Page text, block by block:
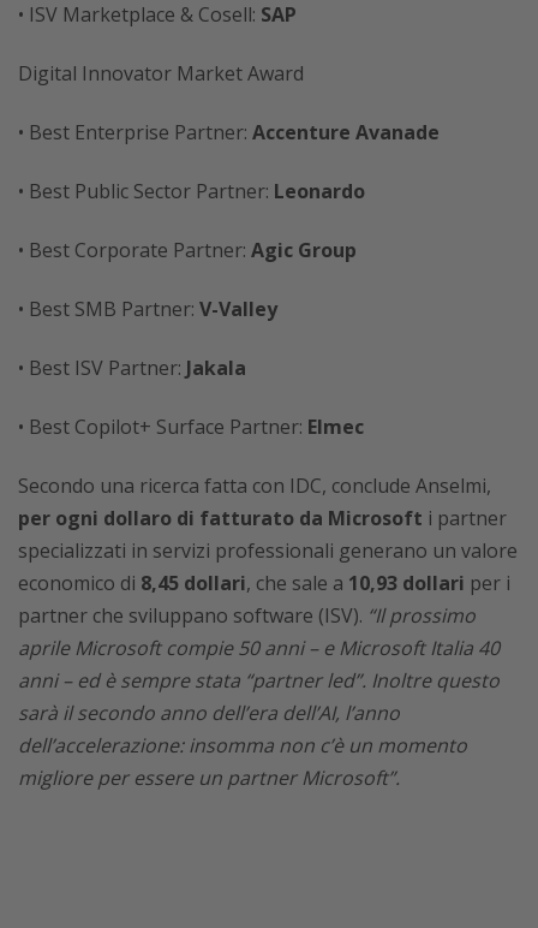
• ISV Marketplace & Cosell: SAP
Digital Innovator Market Award
• Best Enterprise Partner: Accenture Avanade
• Best Public Sector Partner: Leonardo
• Best Corporate Partner: Agic Group
• Best SMB Partner: V-Valley
• Best ISV Partner: Jakala
• Best Copilot+ Surface Partner: Elmec
Secondo una ricerca fatta con IDC, conclude Anselmi,
per ogni dollaro di fatturato da Microsoft i partner
specializzati in servizi professionali generano un valore
economico di 8,45 dollari, che sale a 10,93 dollari per i
partner che sviluppano software (ISV). “Il prossimo
aprile Microsoft compie 50 anni – e Microsoft Italia 40
anni – ed è sempre stata “partner led”. Inoltre questo
sarà il secondo anno dell’era dell’AI, l’anno
dell’accelerazione: insomma non c’è un momento
migliore per essere un partner Microsoft”.